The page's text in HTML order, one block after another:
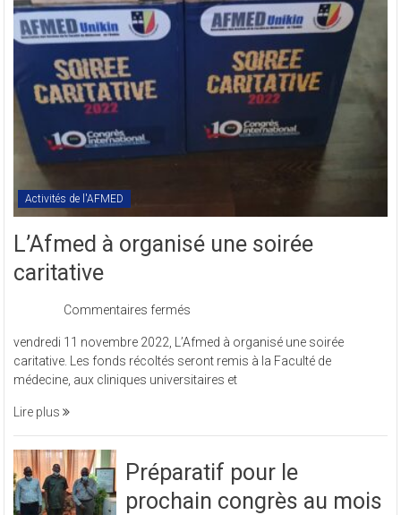
sigle
COMREV.
Activités de l'AFMED
L’Afmed à organisé une soirée
caritative
Commentaires fermés
à
organisé
une
vendredi 11 novembre 2022, L’Afmed à organisé une soirée
caritative. Les fonds récoltés seront remis à la Faculté de
médecine, aux cliniques universitaires et
Lire plus
Préparatif pour le
prochain congrès au mois